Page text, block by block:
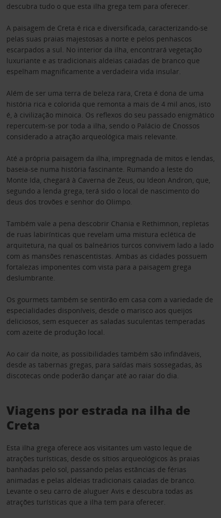
descubra tudo o que esta ilha grega tem para oferecer.
A paisagem de Creta é rica e diversificada, caracterizando-se
pelas suas praias majestosas a norte e pelos penhascos
escarpados a sul. No interior da ilha, encontrará vegetação
luxuriante e as tradicionais aldeias caiadas de branco que
espelham magnificamente a verdadeira vida insular.
Além de ser uma terra de beleza rara, Creta é dona de uma
história rica e colorida que remonta a mais de 4 mil anos, isto
é, à civilização minoica. Os reflexos do seu passado enigmático
repercutem-se por toda a ilha, sendo o Palácio de Cnossos
considerado a atração arqueológica mais relevante.
Até a própria paisagem da ilha, impregnada de mitos e lendas,
baseia-se numa história fascinante. Rumando a leste do
Monte Ida, chegará à Caverna de Zeus, ou Ideon Andron, que,
segundo a lenda grega, terá sido o local de nascimento do
deus dos trovões e senhor do Olimpo.
Também vale a pena descobrir Chania e Rethimnon, repletas
de ruas labirínticas que revelam uma mistura eclética de
arquitetura, na qual os balneários turcos convivem lado a lado
com as mansões renascentistas. Ambas as cidades possuem
fortalezas imponentes com vista para a paisagem grega
deslumbrante.
Os gourmets também se sentirão em casa com a variedade de
especialidades disponíveis, desde o marisco aos queijos
deliciosos, sem esquecer as saladas suculentas temperadas
com azeite de produção local.
Ao cair da noite, as possibilidades também são infindáveis,
desde as tabernas gregas, para saídas mais sossegadas, às
discotecas onde poderão dançar até ao raiar do dia.
Viagens por estrada na ilha de
Creta
Esta ilha grega oferece aos visitantes um vasto leque de
atrações turísticas, desde os sítios arqueológicos às praias
banhadas pelo sol, passando pelas estâncias de férias
animadas e pelas aldeias tradicionais caiadas de branco.
Levante o seu carro de aluguer Avis e descubra todas as
atrações turísticas que a ilha tem para oferecer.